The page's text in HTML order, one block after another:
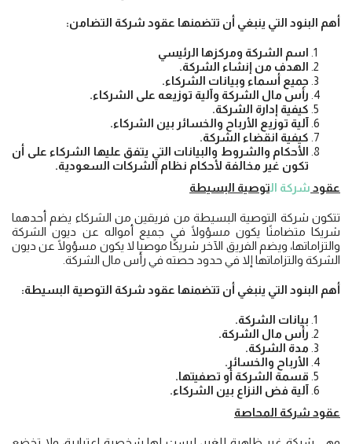
أهم البنود التي ينبغي أن تتضمنها عقود شركة التضامن:
اسم الشركة ومركزها الرئيسي
الهدف من إنشاء الشركة.
جميع أسماء وبيانات الشركاء.
رأس مال الشركة وآلية توزيعه على الشركاء.
كيفية إدارة الشركة.
آلية توزيع الأرباح والخسائر بين الشركاء.
كيفية انقضاء الشركة.
الأحكام والشروط والبيانات التي يتفق عليها الشركاء على أن
تكون غير مخالفة لأحكام نظام الشركات السعودية.
عقود شركة التوصية البسيطة
تتكون شركة التوصية البسيطة من فريقين من الشركاء يضم أحدهما
شريكا متضامنًا يكون مسؤولًا في جميع أمواله عن ديون الشركة
والتزاماتها، ويضم الفريق الآخر شريكًا موصيا لا يكون مسؤولًا عن ديون
الشركة والتزاماتها إلا في حدود حصته في رأس مال الشركة.
أهم البنود التي ينبغي أن تتضمنها عقود شركة التوصية البسيطة:
بيانات الشركة.
رأس مال الشركة.
مدة الشركة.
الأرباح والخسائر.
قسمة الشركة أو تصفيتها.
آلية فض النزاع بين الشركاء.
عقود شركة المحاصة